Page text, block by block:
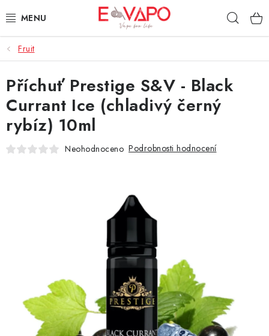
na
3D TISK
TIPY ZA DOBROU CENU
AROMATA A PŘÍCHUTĚ
BÁZE
ATOMIZÉRY A CARTRIDGE
Fruit
Příchuť Prestige S&V - Black
Currant Ice (chladivý černý
rybíz) 10ml
Neohodnoceno Podrobnosti hodnocení